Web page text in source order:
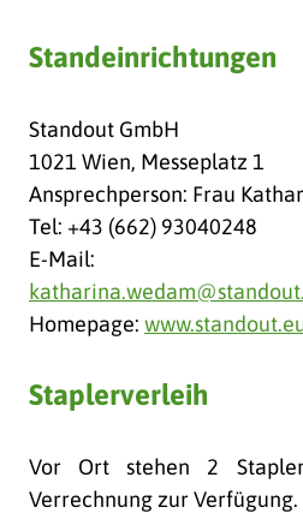
Standeinrichtungen
Standout GmbH
1021 Wien, Messeplatz 1
Ansprechperson: Frau
Tel: +43 (662) 93040248
E-Mail:
Homepage:
Staplerverleih
Vor Ort stehen 2
Verrechnung zur Verfügung.